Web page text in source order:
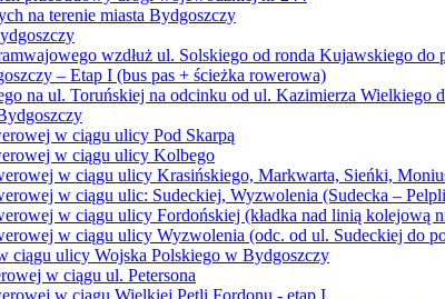
na terenie miasta Bydgoszczy
wzdłuż ul. Solskiego od ronda Kujawskiego do
– Etap I (bus pas + ścieżka rowerowa)
na ul. Toruńskiej na odcinku od ul. Kazimierza Wielkiego
w ciągu ulicy Pod Skarpą
w ciągu ulicy Kolbego
w ciągu ulicy Krasińskiego, Markwarta, Sieńki,
w ciągu ulic: Sudeckiej, Wyzwolenia (Sudecka –
w ciągu ulicy Fordońskiej (kładka nad linią kolejową
w ciągu ulicy Wyzwolenia (odc. od ul. Sudeckiej do
ciągu ulicy Wojska Polskiego w Bydgoszczy
w ciągu ul. Petersona
w ciągu Wielkiej Pętli Fordonu - etap I